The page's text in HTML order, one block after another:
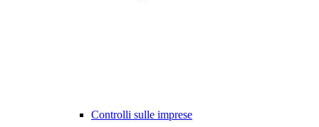
Controlli sulle imprese